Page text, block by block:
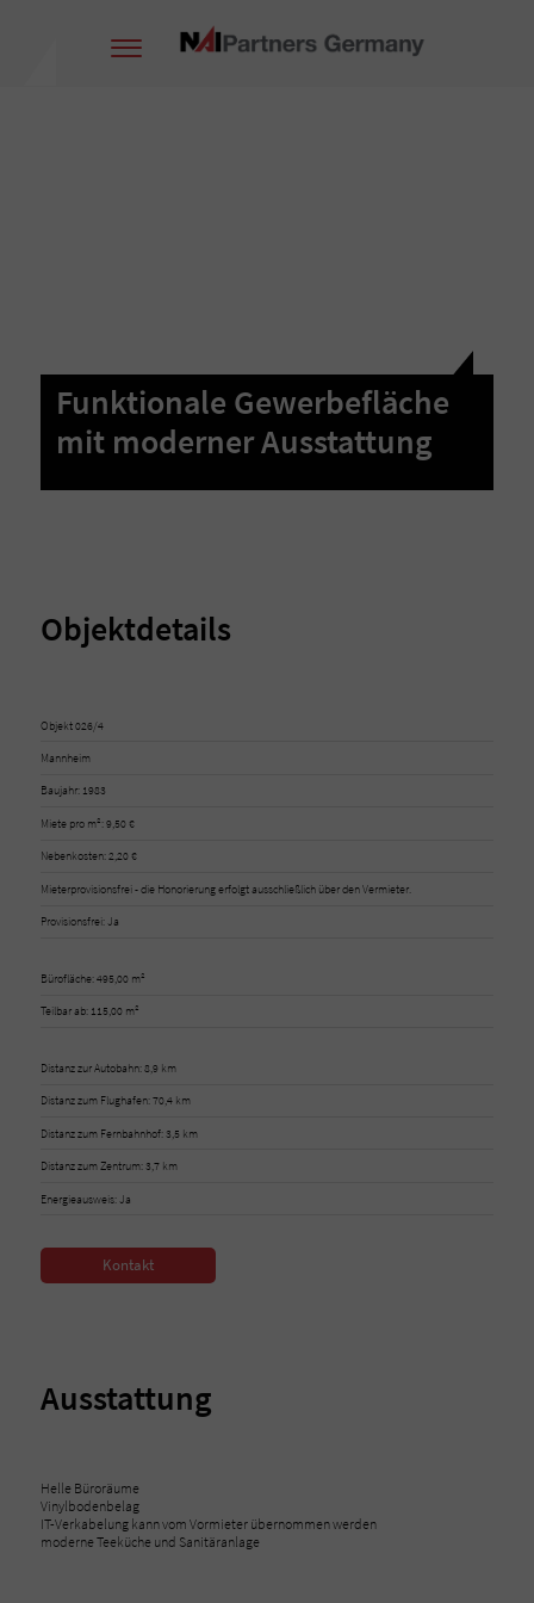
Funktionale Gewerbefläche
mit moderner Ausstattung
Objektdetails
Objekt 026/4
Mannheim
Baujahr: 1983
Miete pro m²: 9,50 €
Nebenkosten: 2,20 €
Mieterprovisionsfrei - die Honorierung erfolgt ausschließlich über den Vermieter.
Provisionsfrei: Ja
Bürofläche: 495,00 m²
Teilbar ab: 115,00 m²
Distanz zur Autobahn: 8,9 km
Distanz zum Flughafen: 70,4 km
Distanz zum Fernbahnhof: 3,5 km
Distanz zum Zentrum: 3,7 km
Energieausweis: Ja
Kontakt
Ausstattung
Helle Büroräume
Vinylbodenbelag
IT-Verkabelung kann vom Vormieter übernommen werden
moderne Teeküche und Sanitäranlage